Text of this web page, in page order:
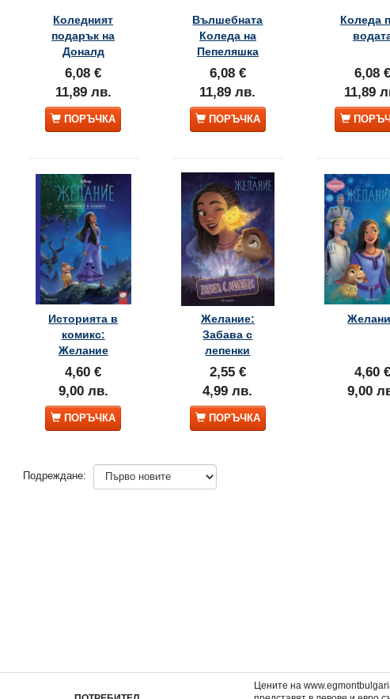
Коледният
подарък на
Доналд
6,08 €
11,89 лв.
ПОРЪЧКА
Вълшебната
Коледа на
Пепеляшка
6,08 €
11,89 лв.
ПОРЪЧКА
Коледа
6,08 €
11,89
Историята в
комикс:
Желание
4,60 €
9,00 лв.
ПОРЪЧКА
Желание:
Забава с
лепенки
2,55 €
4,99 лв.
ПОРЪЧКА
4,60 €
9,00
Подреждане:
Цените на